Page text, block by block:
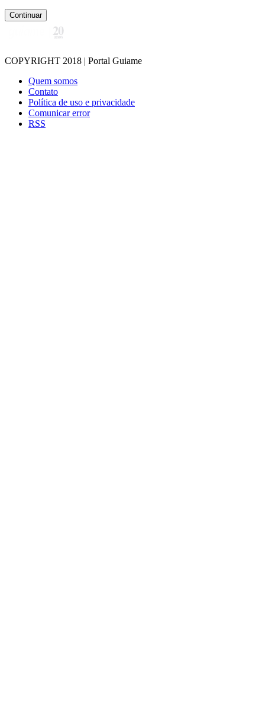
Continuar
COPYRIGHT 2018 | Portal Guiame
Quem somos
Contato
Política de uso e privacidade
Comunicar error
RSS